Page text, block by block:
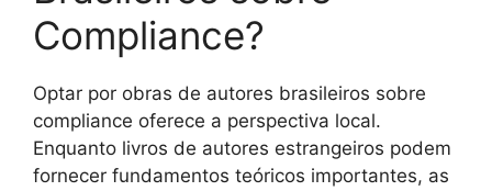
Compliance?
Optar por obras de autores brasileiros sobre
compliance oferece a perspectiva local.
Enquanto livros de autores estrangeiros podem
fornecer fundamentos teóricos importantes, as